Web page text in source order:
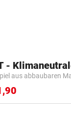
aus abbaubaren